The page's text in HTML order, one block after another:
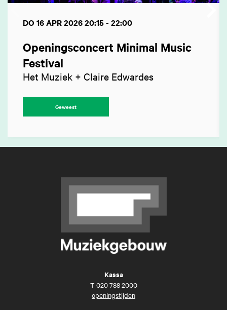
Openingsconcert Minimal Music
Festival
Het Muziek + Claire Edwardes
DO 16 APR 202620:15 - 22:00
Geweest
Kassa
T 020 788 2000
openingstijden